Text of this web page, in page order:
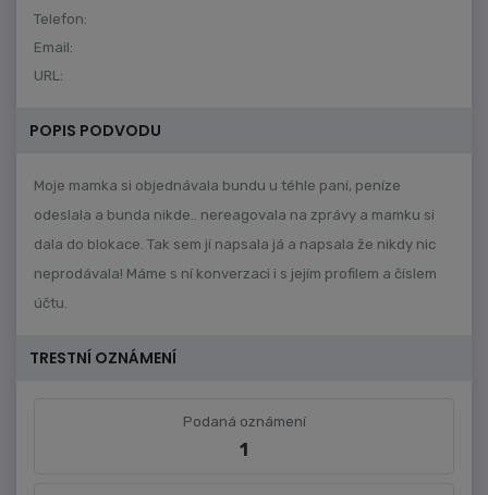
Telefon:
Email:
URL:
POPIS PODVODU
Moje mamka si objednávala bundu u téhle paní, peníze
odeslala a bunda nikde.. nereagovala na zprávy a mamku si
dala do blokace. Tak sem jí napsala já a napsala že nikdy nic
neprodávala! Máme s ní konverzaci i s jejím profilem a číslem
účtu.
TRESTNÍ OZNÁMENÍ
Podaná oznámení
1